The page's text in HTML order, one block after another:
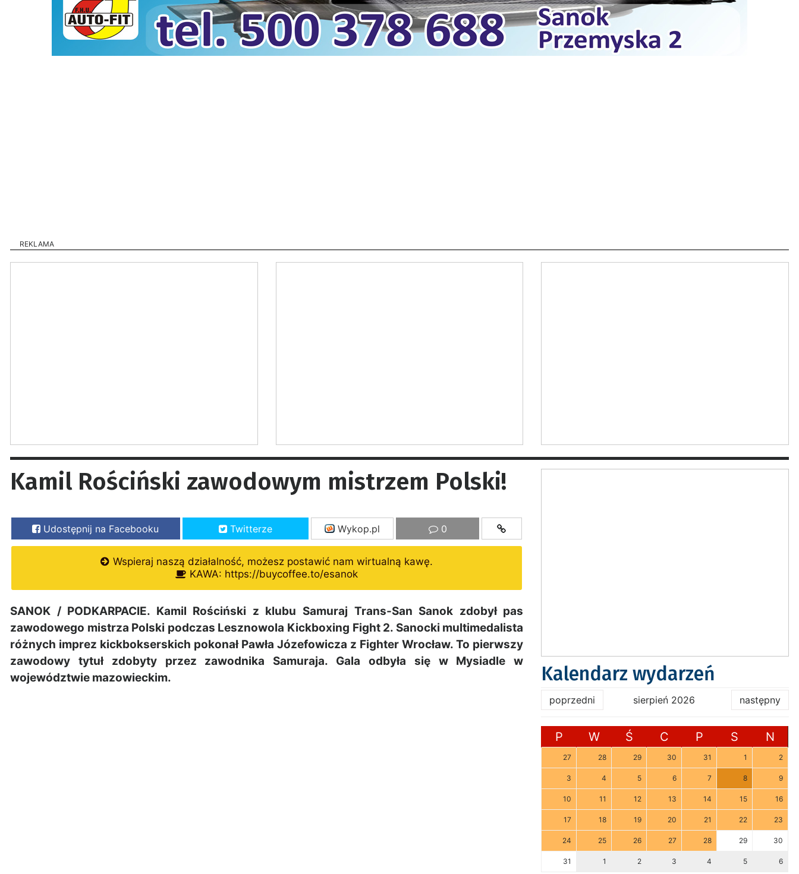
REKLAMA
Kamil Rościński zawodowym mistrzem Polski!
Udostępnij na Facebooku Twitterze Wykop.pl 0
Wspieraj naszą działalność, możesz postawić nam wirtualną kawę.
KAWA: https://buycoffee.to/esanok
SANOK / PODKARPACIE. Kamil Rościński z klubu Samuraj Trans-San Sanok zdobył pas
zawodowego mistrza Polski podczas Lesznowola Kickboxing Fight 2. Sanocki multimedalista
różnych imprez kickbokserskich pokonał Pawła Józefowicza z Fighter Wrocław. To pierwszy
zawodowy tytuł zdobyty przez zawodnika Samuraja. Gala odbyła się w Mysiadle w
województwie mazowieckim.
Kalendarz wydarzeń
poprzedni sierpień 2026 następny
P W Ś C P S N
27 28 29 30 31 1 2
3 4 5 6 7 8 9
10 11 12 13 14 15 16
17 18 19 20 21 22 23
24 25 26 27 28 29 30
31 1 2 3 4 5 6